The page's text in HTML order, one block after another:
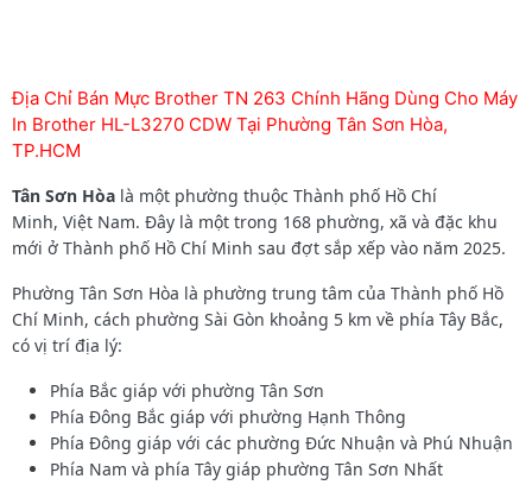
Địa Chỉ Bán Mực Brother TN 263 Chính Hãng Dùng Cho Máy
In Brother HL-L3270 CDW Tại Phường Tân Sơn Hòa,
TP.HCM
Tân Sơn Hòa là một phường thuộc Thành phố Hồ Chí
Minh, Việt Nam. Đây là một trong 168 phường, xã và đặc khu
mới ở Thành phố Hồ Chí Minh sau đợt sắp xếp vào năm 2025.
Phường Tân Sơn Hòa là phường trung tâm của Thành phố Hồ
Chí Minh, cách phường Sài Gòn khoảng 5 km về phía Tây Bắc,
có vị trí địa lý:
Phía Bắc giáp với phường Tân Sơn
Phía Đông Bắc giáp với phường Hạnh Thông
Phía Đông giáp với các phường Đức Nhuận và Phú Nhuận
Phía Nam và phía Tây giáp phường Tân Sơn Nhất